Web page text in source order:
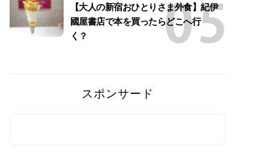
【大人の新宿おひとりさま外食】紀伊
國屋書店で本を買ったらどこへ行
く？
スポンサード